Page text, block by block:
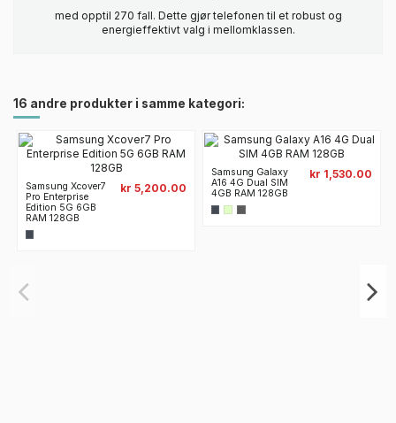
med opptil 270 fall. Dette gjør telefonen til et robust og
energieffektivt valg i mellomklassen.
16 andre produkter i samme kategori:
Samsung Xcover7
Pro Enterprise
Edition 5G 6GB
RAM 128GB
kr 5,200.00
Samsung Galaxy
A16 4G Dual SIM
4GB RAM 128GB
kr 1,530.00